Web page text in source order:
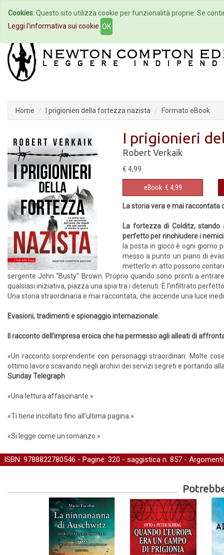
Home Autori Eventi
Home I prigionieri della fortezza nazista Formato eBook
I prigionieri
Robert Verkaik
€ 4,99
eBook € 4,99
La storia vera e mai raccontata
La fortezza di Colditz, stando
perfetto per rinchiudere i
la posta in gioco è ogni giorno
messo a punto un piano di
metterlo in atto possono
sergente John “Busty” Brown. Proprio quando sono pronti a
qualsiasi iniziativa, piazza una spia tra i detenuti. È l’infiltrato
Una storia straordinaria e mai raccontata, che accende una luce
Evasioni, tradimenti e spionaggio internazionale.
Il racconto dell’impresa eroica che ha permesso agli alleati di
«Un racconto sorprendente con personaggi straordinari. Molte
ottimo lavoro scavando negli archivi dei servizi segreti e portando
Sunday Telegraph
«Una lettura affascinante.»
«Ti tiene incollato fino all’ultima pagina.»
«Si legge come un romanzo.»
ISBN: 9788822780546 - Pagine: 320 - saggistica n. 857 -
Cookies:Questo sito utilizza cookie per funzionalità proprie. Se
Leggi l'informativa sui cookie OK